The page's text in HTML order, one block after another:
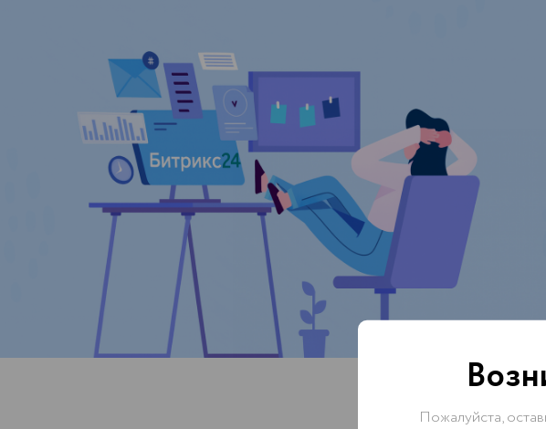
Нам доверяют лидеры рынка
ПОЧЕМУ ИМЕННО МЫ
Полный спектр предоставляемых услуг
Пожалуйста,